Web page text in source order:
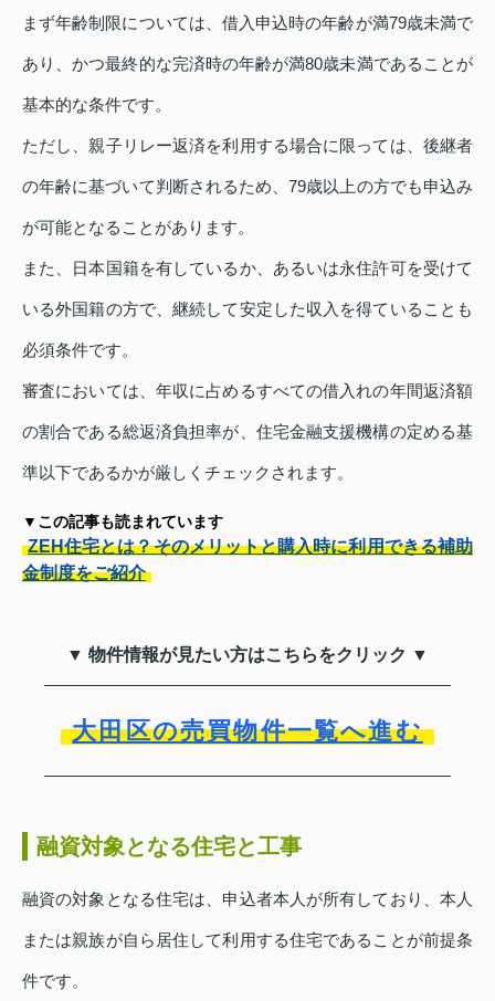
まず年齢制限については、借入申込時の年齢が満79歳未満で
あり、かつ最終的な完済時の年齢が満80歳未満であることが
基本的な条件です。
ただし、親子リレー返済を利用する場合に限っては、後継者
の年齢に基づいて判断されるため、79歳以上の方でも申込み
が可能となることがあります。
また、日本国籍を有しているか、あるいは永住許可を受けて
いる外国籍の方で、継続して安定した収入を得ていることも
必須条件です。
審査においては、年収に占めるすべての借入れの年間返済額
の割合である総返済負担率が、住宅金融支援機構の定める基
準以下であるかが厳しくチェックされます。
▼この記事も読まれています
ZEH住宅とは？そのメリットと購入時に利用できる補助
金制度をご紹介
▼ 物件情報が見たい方はこちらをクリック ▼
大田区の売買物件一覧へ進む
融資対象となる住宅と工事
融資の対象となる住宅は、申込者本人が所有しており、本人
または親族が自ら居住して利用する住宅であることが前提条
件です。